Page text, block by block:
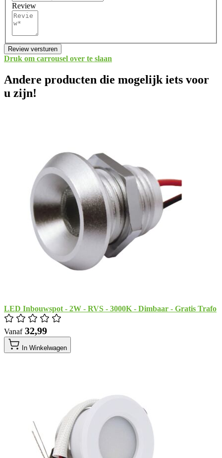
Review
Review versturen
Druk om carrousel over te slaan
Andere producten die mogelijk iets voor
u zijn!
LED Inbouwspot - 2W - RVS - 3000K - Dimbaar - Gratis Trafo
Vanaf​ 32,99
In Winkelwagen